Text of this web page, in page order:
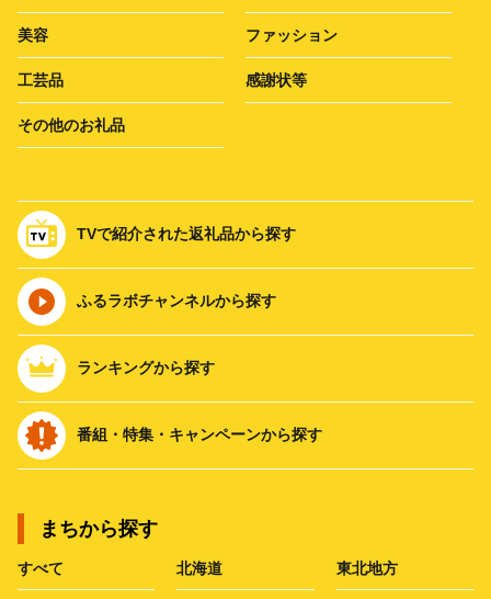
美容 ファッション
工芸品 感謝状等
その他のお礼品
TVで紹介された返礼品から探す
ふるラボチャンネルから探す
ランキングから探す
番組・特集・キャンペーンから探す
まちから探す
すべて 北海道 東北地方